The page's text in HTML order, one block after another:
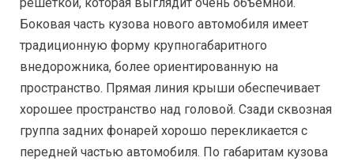
Боковая часть кузова нового автомобиля имеет
традиционную форму крупногабаритного
внедорожника, более ориентированную на
пространство. Прямая линия крыши обеспечивает
хорошее пространство над головой. Сзади сквозная
группа задних фонарей хорошо перекликается с
передней частью автомобиля. По габаритам кузова